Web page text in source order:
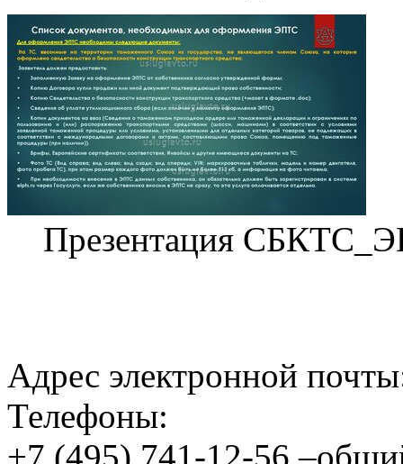
Презентация
Адрес электронной
Телефоны:
+7 (495) 741-12-56